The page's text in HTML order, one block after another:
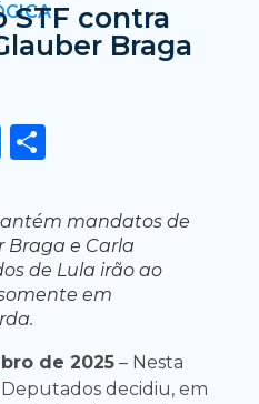
STF contra
Braga
Messenger
mandatos de
Braga e Carla
de Lula irão ao
em
de 2025 – Nesta
Deputados decidiu, em